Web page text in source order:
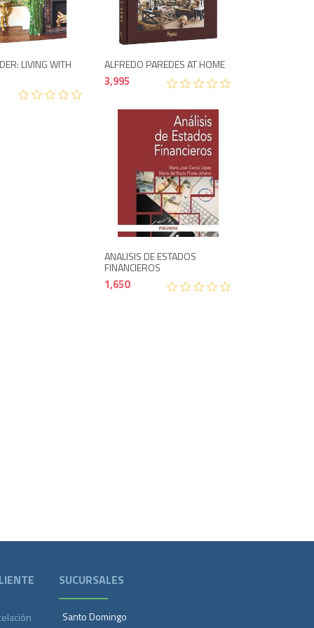
3,995
LIVING WITH ALFREDO PAREDES AT HOME
3,995
ANALISIS DE ESTADOS
FINANCIEROS
1,650
SUCURSALES
Santo Domingo